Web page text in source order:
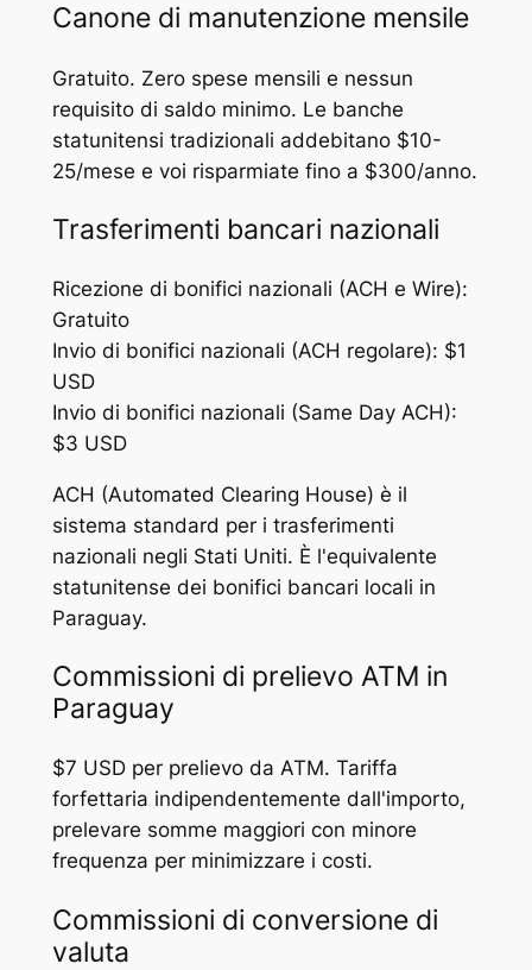
Canone di manutenzione mensile
Gratuito. Zero spese mensili e nessun
requisito di saldo minimo. Le banche
statunitensi tradizionali addebitano $10-
25/mese e voi risparmiate fino a $300/anno.
Trasferimenti bancari nazionali
Ricezione di bonifici nazionali (ACH e Wire):
Gratuito
Invio di bonifici nazionali (ACH regolare): $1
USD
Invio di bonifici nazionali (Same Day ACH):
$3 USD
ACH (Automated Clearing House) è il
sistema standard per i trasferimenti
nazionali negli Stati Uniti. È l'equivalente
statunitense dei bonifici bancari locali in
Paraguay.
Commissioni di prelievo ATM in
Paraguay
$7 USD per prelievo da ATM. Tariffa
forfettaria indipendentemente dall'importo,
prelevare somme maggiori con minore
frequenza per minimizzare i costi.
Commissioni di conversione di
valuta